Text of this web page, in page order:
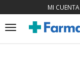
MI CUENTA
Toggle